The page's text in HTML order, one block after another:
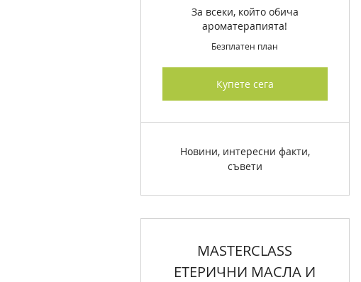
За всеки, който обича
ароматерапията!
Безплатен план
Купете сега
Новини, интересни факти,
съвети
MASTERCLASS
ЕТЕРИЧНИ МАСЛА И